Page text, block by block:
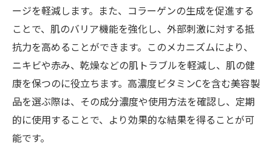
ージを軽減します。また、コラーゲンの生成を促進する
ことで、肌のバリア機能を強化し、外部刺激に対する抵
抗力を高めることができます。このメカニズムにより、
ニキビや赤み、乾燥などの肌トラブルを軽減し、肌の健
康を保つのに役立ちます。高濃度ビタミンCを含む美容製
品を選ぶ際は、その成分濃度や使用方法を確認し、定期
的に使用することで、より効果的な結果を得ることが可
能です。